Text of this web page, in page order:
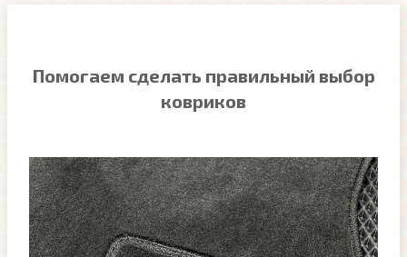
Помогаем сделать правильный выбор
ковриков